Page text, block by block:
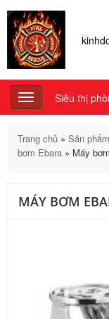
Toggle
navigation
Siêu thị
Trang chủ » Sản phẩm
bơm Ebara » Máy
MÁY BƠM